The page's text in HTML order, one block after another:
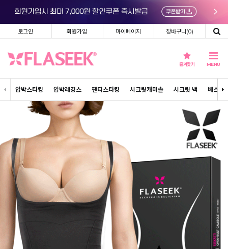
로그인 회원가입 마이페이지 장바구니(0)
즐겨찾기 MENU
압박스타킹 압박레깅스 팬티스타킹 시크릿캐미솔 시크릿 백 베스트